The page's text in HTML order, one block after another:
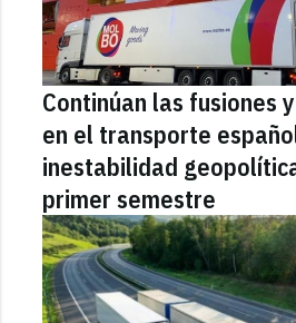
Continúan las fusiones
en el transporte
inestabilidad
primer semestre